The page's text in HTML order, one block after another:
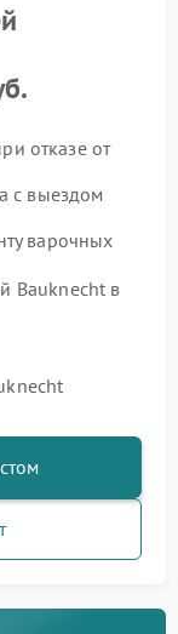
отказе от
с выездом
варочных
Bauknecht в